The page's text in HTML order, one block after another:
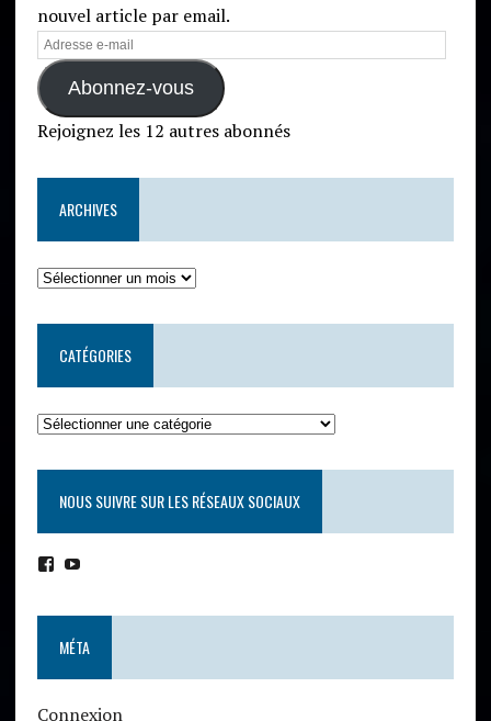
nouvel article par email.
Abonnez-vous
Rejoignez les 12 autres abonnés
ARCHIVES
CATÉGORIES
NOUS SUIVRE SUR LES RÉSEAUX SOCIAUX
MÉTA
Connexion